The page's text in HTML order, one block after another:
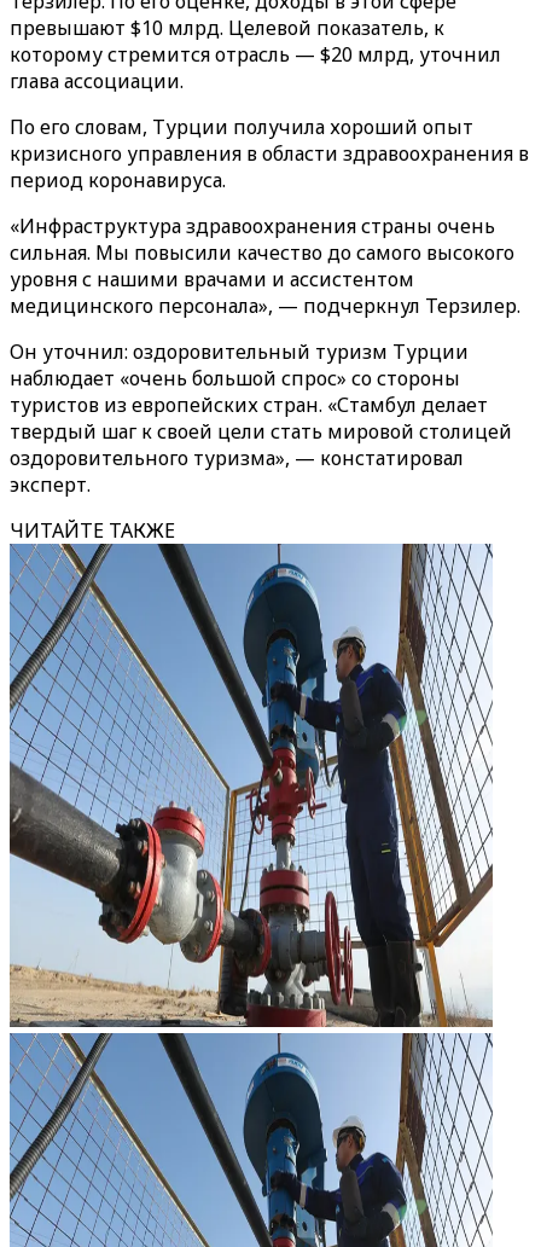
превышают $10 млрд. Целевой показатель, к
которому стремится отрасль — $20 млрд, уточнил
глава ассоциации.
По его словам, Турции получила хороший опыт
кризисного управления в области здравоохранения в
период коронавируса.
«Инфраструктура здравоохранения страны очень
сильная. Мы повысили качество до самого высокого
уровня с нашими врачами и ассистентом
медицинского персонала», — подчеркнул Терзилер.
Он уточнил: оздоровительный туризм Турции
наблюдает «очень большой спрос» со стороны
туристов из европейских стран. «Стамбул делает
твердый шаг к своей цели стать мировой столицей
оздоровительного туризма», — констатировал
эксперт.
ЧИТАЙТЕ ТАКЖЕ